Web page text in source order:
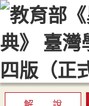
::: 最新消息 常